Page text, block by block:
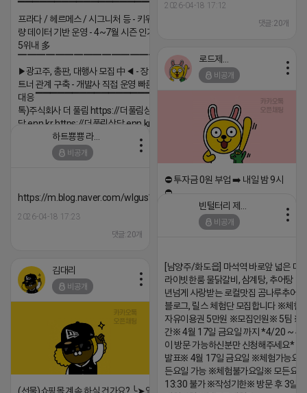
2026-04-18 17:12
댓글:20개
▔▔▔▔▔▔▔▔▔▔▔▔▔▔▔▔▔▔ ▶쿠팡◀
프라다 / 헤르메스 / 시그니처 등 - 키워드 검색
량 데이터 기반 운영 - 4~7월 시즌 인기 키워드
5위내 多
▔▔▔▔▔▔▔▔▔▔▔▔▔▔▔▔▔▔
▶광고주, 총판, 대행사 모집 中◀ - 장기 협업 파
트너 관계 구축 - 개발사 직접 운영 빠른 피드백
대응 ▔▔▔▔▔▔▔▔▔▔▔▔▔▔▔▔▔▔ (카
톡)주식회사 더 풀림 https://더풀림상
담.enn.kr https://더풀림상담.enn.kr
2026-04-18 17:26
비공개
⛔️ 투자금 0원 부업 ➡️ 내일 밤 9시
⛔️
2026-04-18 17:23
하트뿅뿅 라이언
비공개
https://m.blog.naver.com/wlgus1647/224253846149
2026-04-18 17:23
댓글:20개
비공개
[남양주/화도읍] 마석역 바로앞 넓은 매
라이빗한룸 물닭갈비, 삼계탕, 추어탕 맛
년넘게 사랑받는 로컬맛집 곰나루추어
블로그, 릴스 체험단 모집합니다 ※체험
자유이용권 5만원 ※모집인원※ 5팀 ※
간※ 4월 17일 금요일 까지 *4/20 ~ 4/
이 방문 가능하신분만 신청해주세요* ※
발표※ 4월 17일 금요일 ※체험가능요
든요일 가능 ※체험불가요일※ 모든요
13:30 불가 ※작성기한※ 방문 후 3일
김대리
비공개